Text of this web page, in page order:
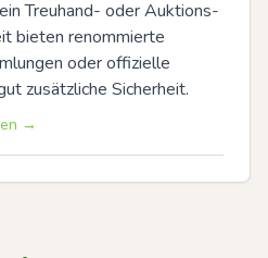
Treuhand- oder Auktions-
bieten renommierte
oder offizielle
zusätzliche Sicherheit.
→